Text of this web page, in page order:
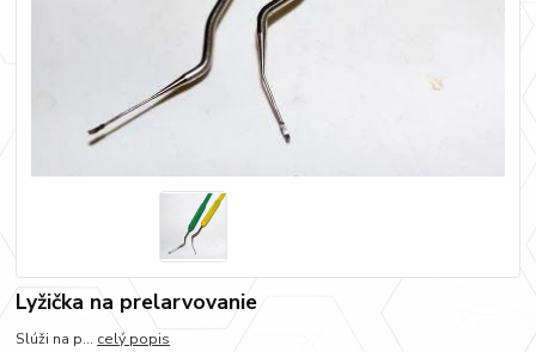
Lyžička na prelarvovanie
Slúži na p... celý popis